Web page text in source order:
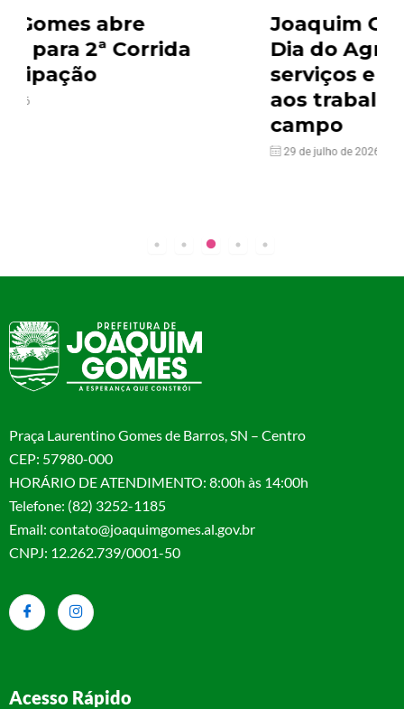
Joaquim Gomes celebra
Dia do Agricultor com
serviços e ações voltados
aos trabalhadores do
Praça Laurentino Gomes de Barros, SN – Centro
CEP: 57980-000
HORÁRIO DE ATENDIMENTO: 8:00h às 14:00h
Telefone: (82) 3252-1185
Email: contato@joaquimgomes.al.gov.br
CNPJ: 12.262.739/0001-50
Acesso Rápido